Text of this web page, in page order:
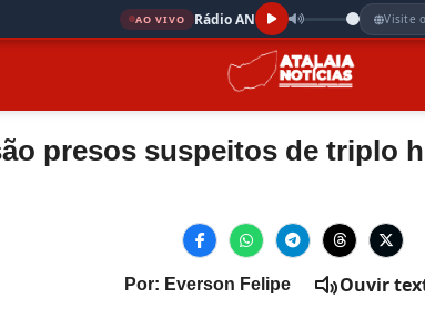
AO VIVO Rádio AN Visite
presos suspeitos de triplo
Por: Everson Felipe
Ouvir